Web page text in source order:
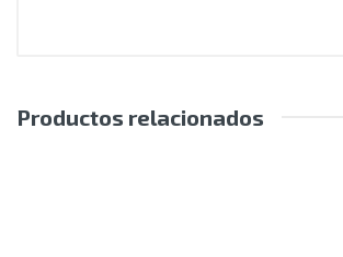
Productos relacionados